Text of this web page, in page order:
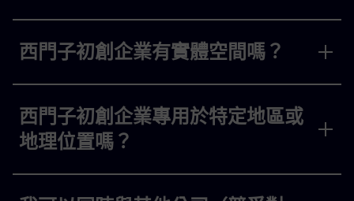
西門子初創企業有實體空間嗎？
西門子初創企業專用於特定地區或
地理位置嗎？